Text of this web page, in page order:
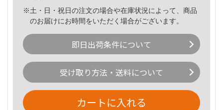
※土・日・祝日の注文の場合や在庫状況によって、商品
のお届けにお時間をいただく場合がございます。
即日出荷条件について
受け取り方法・送料について
カートに入れる